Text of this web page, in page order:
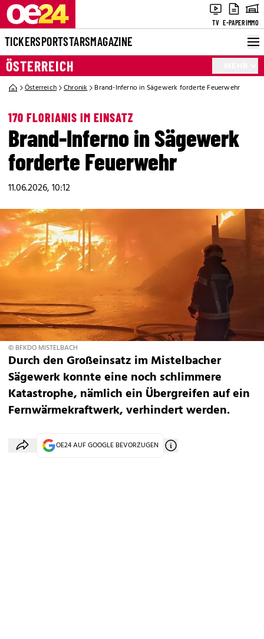
TV E-PAPERIMMO
TICKERSPORTSTARSMAGAZINE
ÖSTERREICH
Österreich Chronik Brand-Inferno in Sägewerk forderte Feuerwehr
170 FLORIANIS IM EINSATZ
Brand-Inferno in Sägewerk
forderte Feuerwehr
11.06.2026, 10:12
© BFKDO MISTELBACH
Durch den Großeinsatz im Mistelbacher
Sägewerk konnte eine noch schlimmere
Katastrophe, nämlich ein Übergreifen auf ein
Fernwärmekraftwerk, verhindert werden.
OE24 AUF GOOGLE BEVORZUGEN